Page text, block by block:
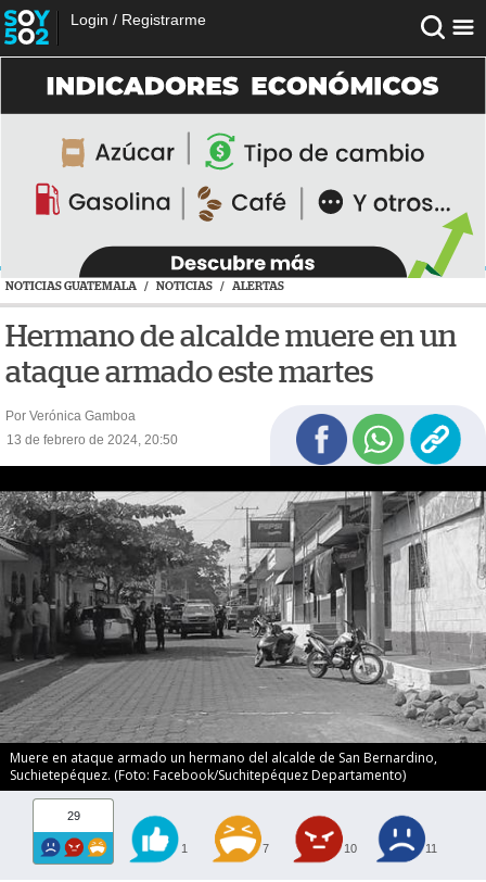
Login / Registrarme
NOTICIAS GUATEMALA / NOTICIAS / ALERTAS
Hermano de alcalde muere en un
ataque armado este martes
Por Verónica Gamboa
13 de febrero de 2024, 20:50
Muere en ataque armado un hermano del alcalde de San Bernardino,
Suchietepéquez. (Foto: Facebook/Suchitepéquez Departamento)
29
1 7 10 11